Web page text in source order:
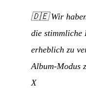
🇩🇪Wir
die stimmliche
erheblich zu
Album-Modus
X